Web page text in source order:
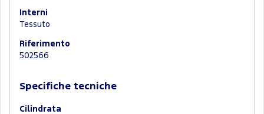
Interni
Tessuto
Riferimento
502566
Specifiche tecniche
Cilindrata